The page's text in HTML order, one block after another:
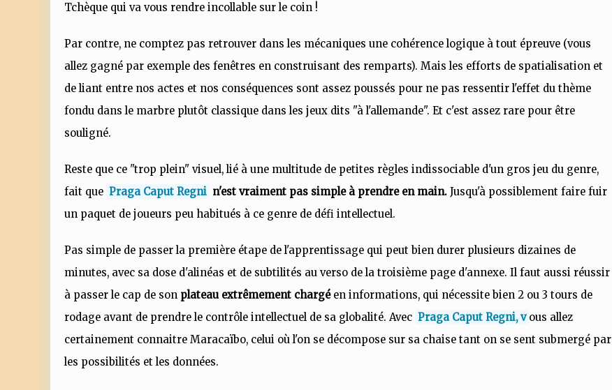
Tchèque qui va vous rendre incollable sur le coin !
Par contre, ne comptez pas retrouver dans les mécaniques une cohérence logique à tout épreuve (vous
allez gagné par exemple des fenêtres en construisant des remparts). Mais les efforts de spatialisation et
de liant entre nos actes et nos conséquences sont assez poussés pour ne pas ressentir l'effet du thème
fondu dans le marbre plutôt classique dans les jeux dits "à l'allemande". Et c'est assez rare pour être
souligné.
Reste que ce "trop plein" visuel, lié à une multitude de petites règles indissociable d'un gros jeu du genre,
fait que Praga Caput Regni n'est vraiment pas simple à prendre en main. Jusqu'à possiblement faire fuir
un paquet de joueurs peu habitués à ce genre de défi intellectuel.
Pas simple de passer la première étape de l'apprentissage qui peut bien durer plusieurs dizaines de
minutes, avec sa dose d'alinéas et de subtilités au verso de la troisième page d'annexe. Il faut aussi réussir
à passer le cap de son plateau extrêmement chargéen informations, qui nécessite bien 2 ou 3 tours de
rodage avant de prendre le contrôle intellectuel de sa globalité. Avec Praga Caput Regni, v ous allez
certainement connaitre Maracaïbo, celui où l'on se décompose sur sa chaise tant on se sent submergé par
les possibilités et les données.